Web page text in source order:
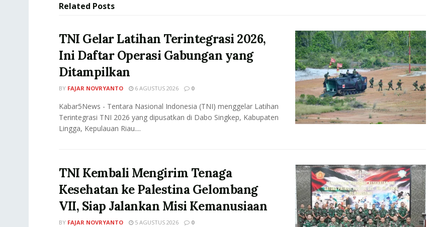
Related Posts
TNI Gelar Latihan Terintegrasi 2026,
Ini Daftar Operasi Gabungan yang
Ditampilkan
BY FAJAR NOVRYANTO 6 AGUSTUS 2026 0
Kabar5News - Tentara Nasional Indonesia (TNI) menggelar Latihan
Terintegrasi TNI 2026 yang dipusatkan di Dabo Singkep, Kabupaten
Lingga, Kepulauan Riau....
TNI Kembali Mengirim Tenaga
Kesehatan ke Palestina Gelombang
VII, Siap Jalankan Misi Kemanusiaan
BY FAJAR NOVRYANTO 5 AGUSTUS 2026 0